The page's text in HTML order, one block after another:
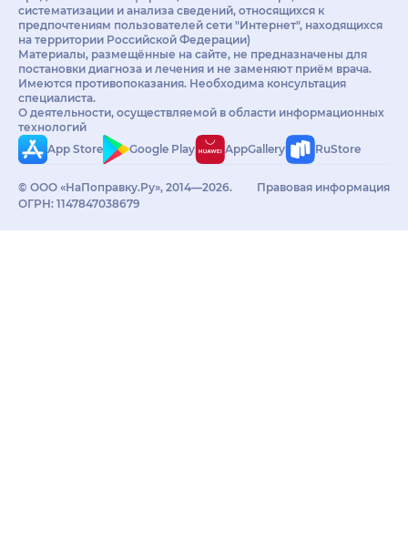
систематизации и анализа сведений, относящихся к
предпочтениям пользователей сети "Интернет", находящихся
на территории Российской Федерации)
Материалы, размещённые на сайте, не предназначены для
постановки диагноза и лечения и не заменяют приём врача.
Имеются противопоказания. Необходима консультация
специалиста.
О деятельности, осуществляемой в области информационных
технологий
App Store
Google Play AppGallery RuStore
© ООО «НаПоправку.Ру», 2014—2026.
ОГРН: 1147847038679
Правовая информация